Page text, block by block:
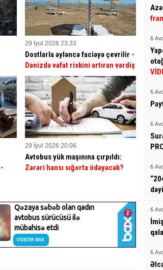
29 İyul 2026 23:33
Dostlarla əyləncə faciəyə çevrilir -
Dənizdə vəfat riskini artıran vərdiş
-
29 İyul 2026 20:06
Avtobus yük maşınına çırpıldı:
Zərəri hansı sığorta ödəyəcək?
6
6
6
6
6
6